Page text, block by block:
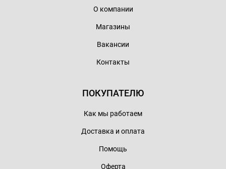
О компании
Магазины
Вакансии
Контакты
ПОКУПАТЕЛЮ
Как мы работаем
Доставка и оплата
Помощь
Оферта